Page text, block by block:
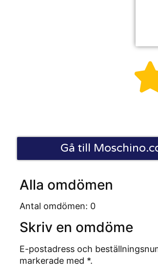
Gå till
Alla omdömen
Antal omdömen: 0
Skriv en omdöme
E-postadress och
markerade med *.